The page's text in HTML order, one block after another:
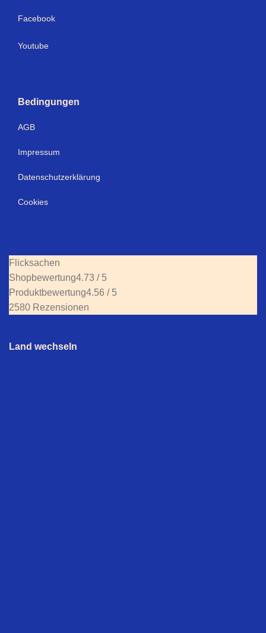
Facebook
Youtube
Bedingungen
AGB
Impressum
Datenschutzerklärung
Cookies
Flicksachen
Shopbewertung4.73 / 5
Produktbewertung4.56 / 5
2580 Rezensionen
Land wechseln